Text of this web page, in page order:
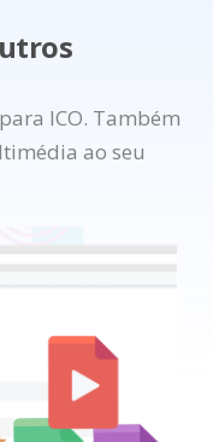
ICO. Também
ao seu